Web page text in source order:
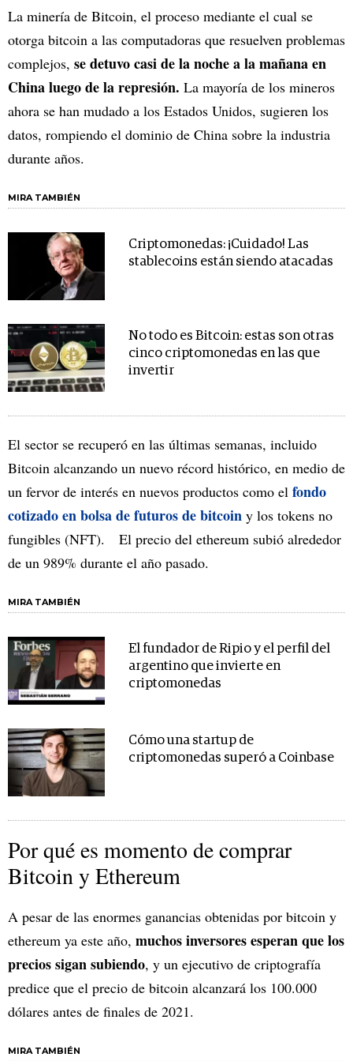
La minería de Bitcoin, el proceso mediante el cual se
otorga bitcoin a las computadoras que resuelven problemas
complejos, se detuvo casi de la noche a la mañana en
China luego de la represión. La mayoría de los mineros
ahora se han mudado a los Estados Unidos, sugieren los
datos, rompiendo el dominio de China sobre la industria
durante años.
MIRA TAMBIÉN
Criptomonedas: ¡Cuidado! Las
stablecoins están siendo atacadas
No todo es Bitcoin: estas son otras
cinco criptomonedas en las que
invertir
El sector se recuperó en las últimas semanas, incluido
Bitcoin alcanzando un nuevo récord histórico, en medio de
un fervor de interés en nuevos productos como el fondo
cotizado en bolsa de futuros de bitcoin y los tokens no
fungibles (NFT). El precio del ethereum subió alrededor
de un 989% durante el año pasado.
MIRA TAMBIÉN
El fundador de Ripio y el perfil del
argentino que invierte en
criptomonedas
Cómo una startup de
criptomonedas superó a Coinbase
Por qué es momento de comprar
Bitcoin y Ethereum
A pesar de las enormes ganancias obtenidas por bitcoin y
ethereum ya este año, muchos inversores esperan que los
precios sigan subiendo, y un ejecutivo de criptografía
predice que el precio de bitcoin alcanzará los 100.000
dólares antes de finales de 2021.
MIRA TAMBIÉN